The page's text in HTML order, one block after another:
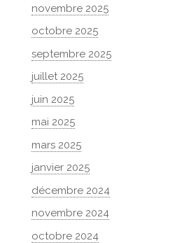
novembre 2025
octobre 2025
septembre 2025
juillet 2025
juin 2025
mai 2025
mars 2025
janvier 2025
décembre 2024
novembre 2024
octobre 2024